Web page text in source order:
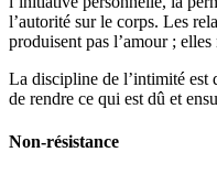
l’autorité sur le corps. Les
produisent pas l’amour ;
La discipline de l’intimité est
de rendre ce qui est dû et
Non-résistance